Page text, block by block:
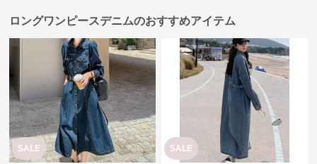
ロングワンピースデニムのおすすめアイテム
SALE SALE